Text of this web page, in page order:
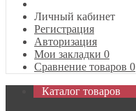
Личный кабинет
Регистрация
Авторизация
Мои закладки 0
Сравнение товаров 0
Каталог товаров